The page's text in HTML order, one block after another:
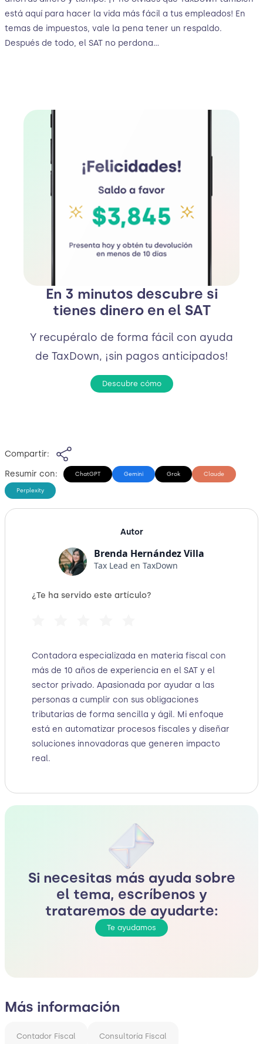
está aquí para hacer la vida más fácil a tus empleados! En
temas de impuestos, vale la pena tener un respaldo.
Después de todo, el SAT no perdona…
En 3 minutos descubre si
tienes dinero en el SAT
Y recupéralo de forma fácil con ayuda
de TaxDown, ¡sin pagos anticipados!
Descubre cómo
Compartir:
Resumir con:
ChatGPT Gemini Grok Claude
Perplexity
Autor
Brenda Hernández Villa
Tax Lead en TaxDown
¿Te ha servido este artículo?
Contadora especializada en materia fiscal con
más de 10 años de experiencia en el SAT y el
sector privado. Apasionada por ayudar a las
personas a cumplir con sus obligaciones
tributarias de forma sencilla y ágil. Mi enfoque
está en automatizar procesos fiscales y diseñar
soluciones innovadoras que generen impacto
real.
Si necesitas más ayuda sobre
el tema, escríbenos y
trataremos de ayudarte:
Te ayudamos
Más información
Contador Fiscal Consultoría Fiscal